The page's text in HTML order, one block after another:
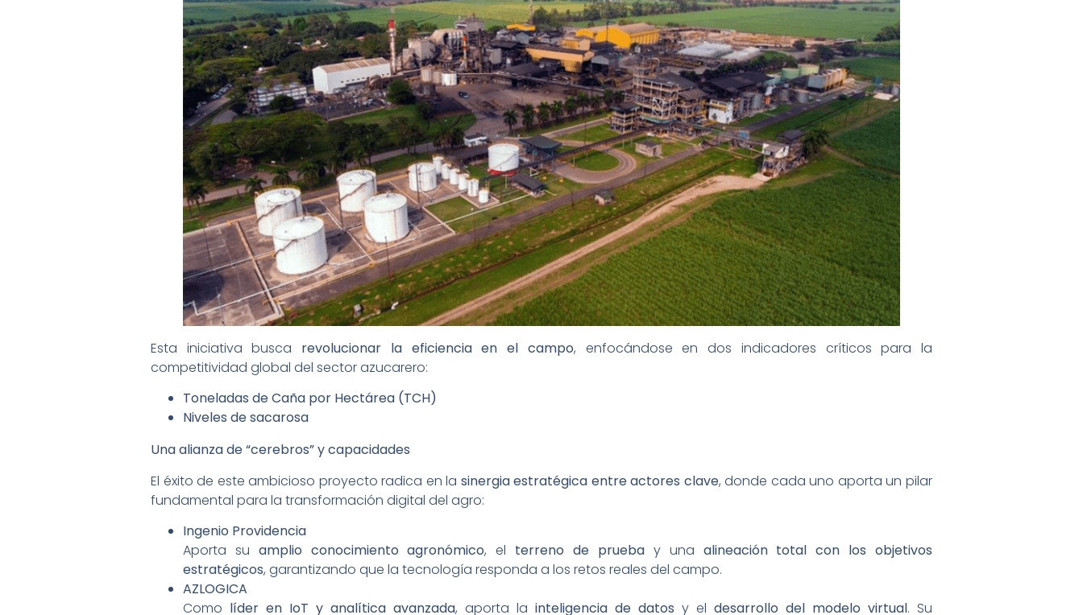
Esta iniciativa busca revolucionar la eficiencia en el campo, enfocándose en dos indicadores críticos para la
competitividad global del sector azucarero:
Toneladas de Caña por Hectárea (TCH)
Niveles de sacarosa
Una alianza de “cerebros” y capacidades
El éxito de este ambicioso proyecto radica en la sinergia estratégica entre actores clave, donde cada uno aporta un pilar
fundamental para la transformación digital del agro:
Ingenio Providencia
Aporta su amplio conocimiento agronómico, el terreno de pruebay una alineación total con los objetivos
estratégicos, garantizando que la tecnología responda a los retos reales del campo.
AZLOGICA
Como líder en IoT y analítica avanzada, aporta la inteligencia de datos y el desarrollo del modelo virtual. Su